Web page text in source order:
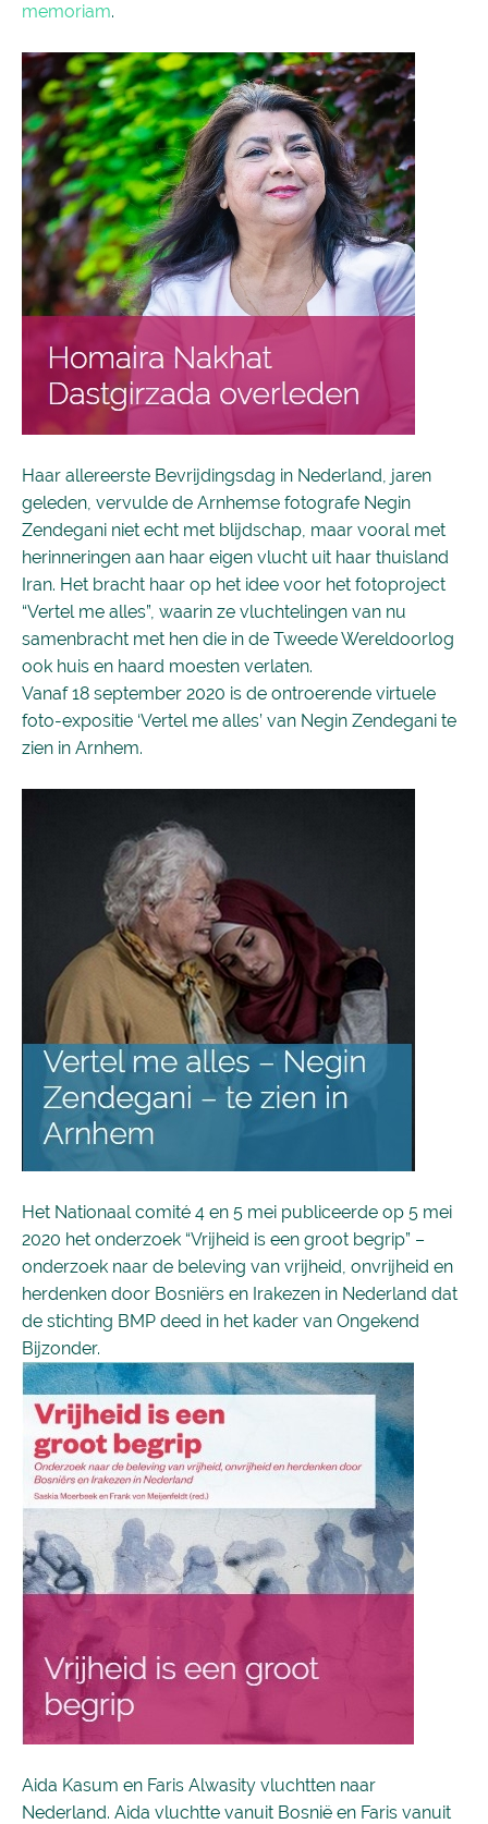
memoriam.
Haar allereerste Bevrijdingsdag in Nederland, jaren
geleden, vervulde de Arnhemse fotografe Negin
Zendegani niet echt met blijdschap, maar vooral met
herinneringen aan haar eigen vlucht uit haar thuisland
Iran. Het bracht haar op het idee voor het fotoproject
“Vertel me alles”, waarin ze vluchtelingen van nu
samenbracht met hen die in de Tweede Wereldoorlog
ook huis en haard moesten verlaten.
Vanaf 18 september 2020 is de ontroerende virtuele
foto-expositie ‘Vertel me alles’ van Negin Zendegani te
zien in Arnhem.
Het Nationaal comité 4 en 5 mei publiceerde op 5 mei
2020 het onderzoek “Vrijheid is een groot begrip” –
onderzoek naar de beleving van vrijheid, onvrijheid en
herdenken door Bosniërs en Irakezen in Nederland dat
de stichting BMP deed in het kader van Ongekend
Bijzonder.
Aida Kasum en Faris Alwasity vluchtten naar
Nederland. Aida vluchtte vanuit Bosnië en Faris vanuit